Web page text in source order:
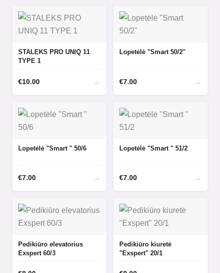
STALEKS PRO UNIQ 11
TYPE 1
€10.00 →
Lopetėlė "Smart 50/2"
€7.00 →
Lopetėlė "Smart " 50/6
€7.00 →
Lopetėlė "Smart " 51/2
€7.00 →
Pedikiūro elevatorius
Exspert 60/3
Pedikiūro kiuretė
"Exspert" 20/1